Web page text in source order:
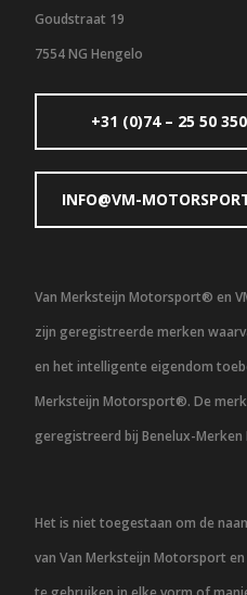
Goudstraat 19
7554 NG Hengelo
+31 (0)74 – 25 50 350
INFO@VM-
Van Merksteijn Motorsport® en
zijn geregistreerde merken
en het intelligente eigendom
Merksteijn Motorsport®. De
geregistreerd bij Benelux-Merken
Het is niet toegestaan om de
van Van Merksteijn Motorsport